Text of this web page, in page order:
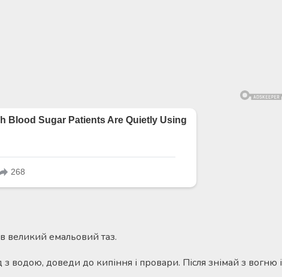
великий емальовий таз.
з водою, доведи до кипіння і провари. Після знімай з вогню і